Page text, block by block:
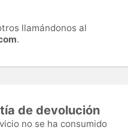
llamándonos al
.
de devolución
no se ha consumido